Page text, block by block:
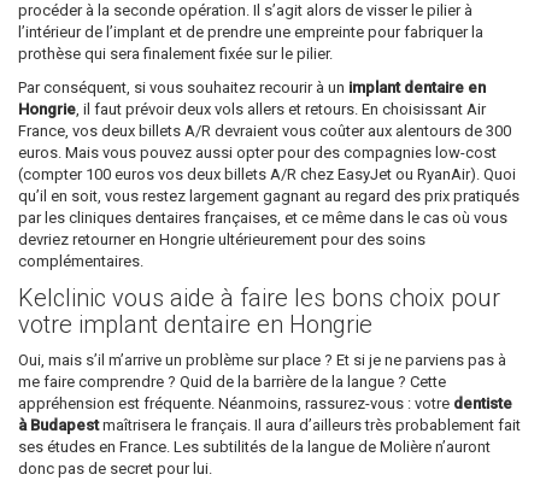
procéder à la seconde opération. Il s’agit alors de visser le pilier à
l’intérieur de l’implant et de prendre une empreinte pour fabriquer la
prothèse qui sera finalement fixée sur le pilier.
Par conséquent, si vous souhaitez recourir à un implant dentaire en
Hongrie, il faut prévoir deux vols allers et retours. En choisissant Air
France, vos deux billets A/R devraient vous coûter aux alentours de 300
euros. Mais vous pouvez aussi opter pour des compagnies low-cost
(compter 100 euros vos deux billets A/R chez EasyJet ou RyanAir). Quoi
qu’il en soit, vous restez largement gagnant au regard des prix pratiqués
par les cliniques dentaires françaises, et ce même dans le cas où vous
devriez retourner en Hongrie ultérieurement pour des soins
complémentaires.
Kelclinic vous aide à faire les bons choix pour
votre implant dentaire en Hongrie
Oui, mais s’il m’arrive un problème sur place ? Et si je ne parviens pas à
me faire comprendre ? Quid de la barrière de la langue ? Cette
appréhension est fréquente. Néanmoins, rassurez-vous : votre dentiste
à Budapestmaîtrisera le français. Il aura d’ailleurs très probablement fait
ses études en France. Les subtilités de la langue de Molière n’auront
donc pas de secret pour lui.